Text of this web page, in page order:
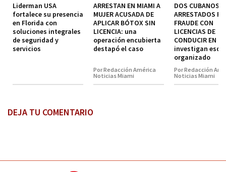
Liderman USA
fortalece su presencia
en Florida con
soluciones integrales
de seguridad y
servicios
ARRESTAN EN MIAMI A
MUJER ACUSADA DE
APLICAR BÓTOX SIN
LICENCIA: una
operación encubierta
destapó el caso
Por Redacción América
Noticias Miami
DOS CUBANOS
ARRESTADOS
FRAUDE CON
LICENCIAS DE
CONDUCIR EN
investigan
organizado
Por Redacción
Noticias Miami
DEJA TU COMENTARIO